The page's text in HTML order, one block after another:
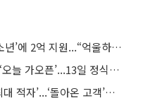
장혜선 이사장, ‘가정 밖 청소년’에 2억 지원...“억울하고 아파도 단단해지길”
2000억 수혈받은 홈플러스 ‘오늘 가오픈’...13일 정식 개장 시험대
쿠팡, 3대 악재 속 상반기 ‘최대 적자’...‘돌아온 고객’에 수익성 반등 주목